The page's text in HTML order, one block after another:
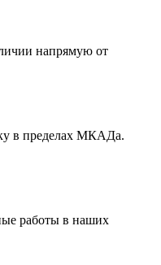
напрямую от
в пределах МКАДа.
работы в наших